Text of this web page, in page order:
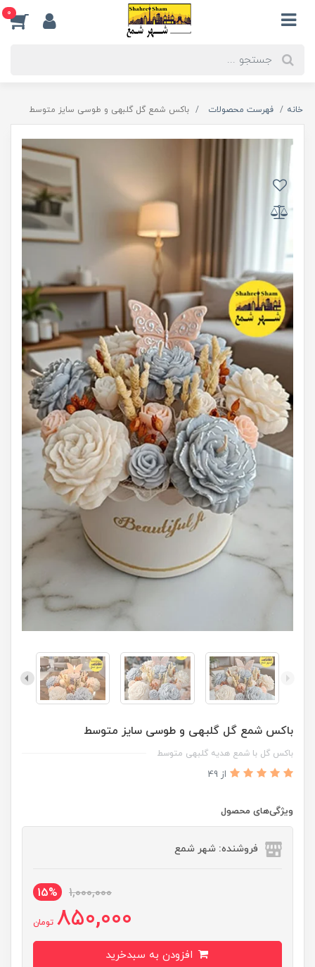
0
خانه فهرست محصولات باکس شمع گل گلبهی و طوسی سایز متوسط
باکس شمع گل گلبهی و طوسی سایز متوسط
باکس گل با شمع هدیه گلبهی متوسط
از 49
ویژگی‌های محصول
فروشنده: شهر شمع
1,000,000
15%
850,000 تومان